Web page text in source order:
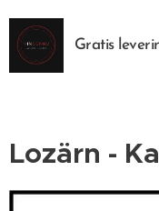
Gratis
Lozärn -